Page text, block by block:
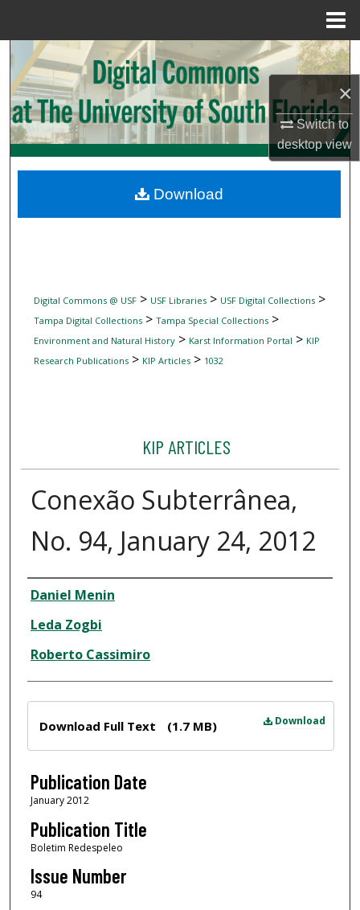
×
Switch to
desktopview
Search
Browse Collections
My Account
Digital Commons Network™
Digital Commons @ USF> USF Libraries> USF Digital Collections>
Tampa Digital Collections> Tampa Special Collections>
Environment and Natural History> Karst Information Portal > KIP
Research Publications> KIP Articles> 1032
KIP ARTICLES
Conexão Subterrânea,
No. 94, January 24, 2012
Author
Daniel Menin
Leda Zogbi
Roberto Cassimiro
Download
Download Full Text (1.7 MB)
Publication Date
January 2012
Publication Title
Boletim Redespeleo
Issue Number
94
Download